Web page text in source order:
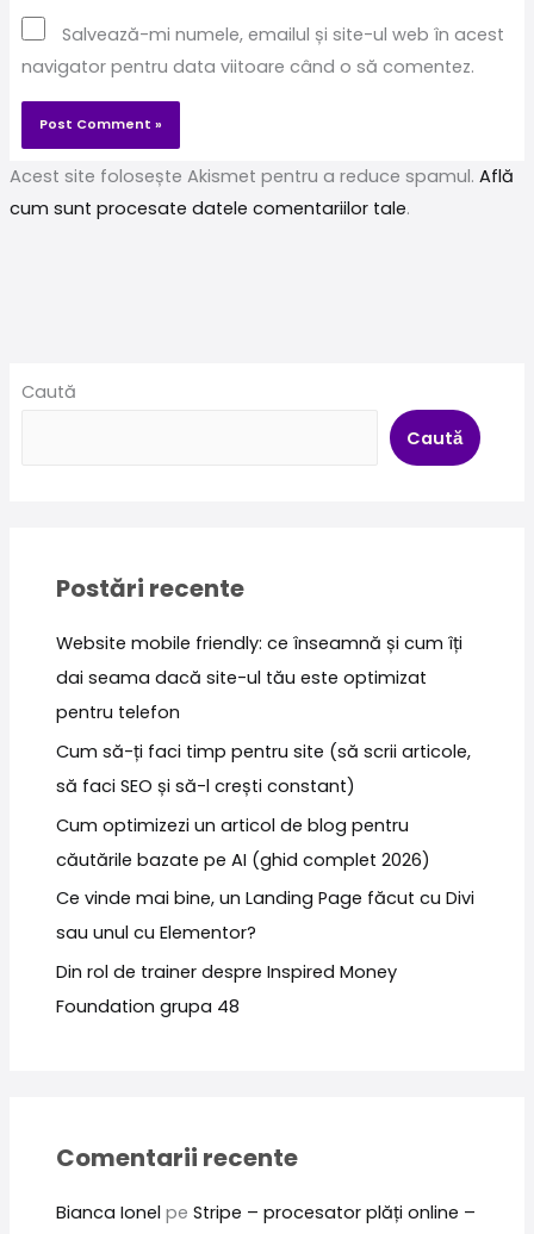
Salvează-mi numele, emailul și site-ul web în acest
navigator pentru data viitoare când o să comentez.
Acest site folosește Akismet pentru a reduce spamul. Află
cum sunt procesate datele comentariilor tale.
Caută
Caută
Postări recente
Website mobile friendly: ce înseamnă și cum îți
dai seama dacă site-ul tău este optimizat
pentru telefon
Cum să-ți faci timp pentru site (să scrii articole,
să faci SEO și să-l crești constant)
Cum optimizezi un articol de blog pentru
căutările bazate pe AI (ghid complet 2026)
Ce vinde mai bine, un Landing Page făcut cu Divi
sau unul cu Elementor?
Din rol de trainer despre Inspired Money
Foundation grupa 48
Comentarii recente
Bianca Ionel peStripe – procesator plăți online –